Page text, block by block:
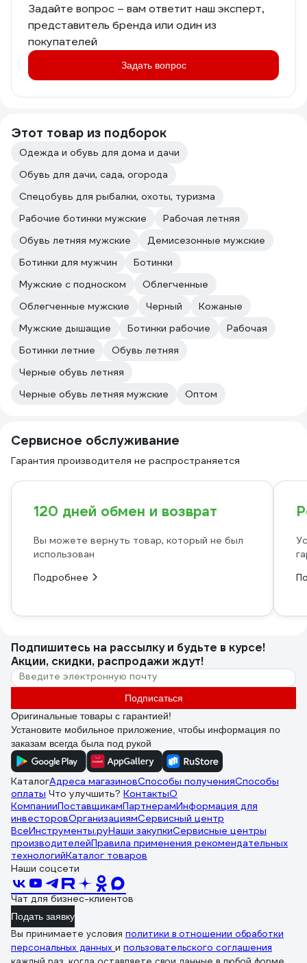
Задайте вопрос – вам ответит наш эксперт,
представитель бренда или один из
покупателей
Задать вопрос
Этот товар из подборок
Одежда и обувь для дома и дачи
Обувь для дачи, сада, огорода
Спецобувь для рыбалки, охоты, туризма
Рабочие ботинки мужские
Рабочая летняя
Обувь летняя мужские
Демисезонные мужские
Ботинки для мужчин
Ботинки
Мужские с подноском
Облегченные
Облегченные мужские
Черный
Кожаные
Мужские дышащие
Ботинки рабочие
Рабочая
Ботинки летние
Обувь летняя
Черные обувь летняя
Черные обувь летняя мужские
Оптом
Сервисное обслуживание
Гарантия производителя не распространяется
120 дней обмен и возврат
Вы можете вернуть товар, который не был
использован
Подробнее
Подпишитесь на рассылкуи будьте в курсе!
Акции, скидки, распродажи ждут!
Подписаться
Оригинальные товары с гарантией!
Установите мобильное приложение, чтобы информация по
заказам всегда была под рукой
КаталогАдреса магазиновСпособы полученияСпособы
оплаты Что улучшить? КонтактыО
КомпанииПоставщикамПартнерамИнформация для
инвесторовОрганизациямСервисный центр
ВсеИнструменты.руНаши закупкиСервисные центры
производителейПравила применения рекомендательных
технологийКаталог товаров
Наши соцсети
Чат для бизнес-клиентов
Подать заявку
Вы принимаете условия политики в отношении обработки
персональных данных и пользовательского соглашения